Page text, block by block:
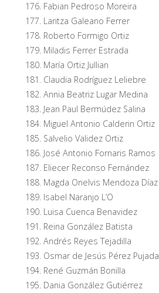
Fabian Pedroso Moreira
Laritza Galeano Ferrer
Roberto Formigo Ortiz
Miladis Ferrer Estrada
María Ortiz Jullian
Claudia Rodríguez Leliebre
Annia Beatriz Lugar Medina
Jean Paul Bermúdez Salina
Miguel Antonio Calderin Ortiz
Salvelio Validez Ortiz
José Antonio Fornaris Ramos
Eliecer Reconso Fernández
Magda Onelvis Mendoza Díaz
Isabel Naranjo L’O
Luisa Cuenca Benavidez
Reina González Batista
Andrés Reyes Tejadilla
Osmar de Jesús Pérez Pujada
René Guzmán Bonilla
Dania González Gutiérrez